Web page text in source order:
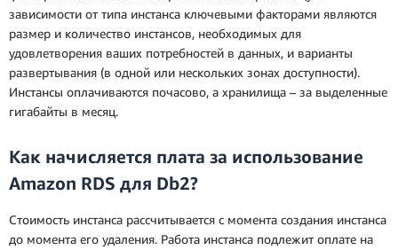
зависимости от типа инстанса ключевыми факторами являются
размер и количество инстансов, необходимых для
удовлетворения ваших потребностей в данных, и варианты
развертывания (в одной или нескольких зонах доступности).
Инстансы оплачиваются почасово, а хранилища – за выделенные
гигабайты в месяц.
Как начисляется плата за использование
Amazon RDS для Db2?
Стоимость инстанса рассчитывается с момента создания инстанса
до момента его удаления. Работа инстанса подлежит оплате на